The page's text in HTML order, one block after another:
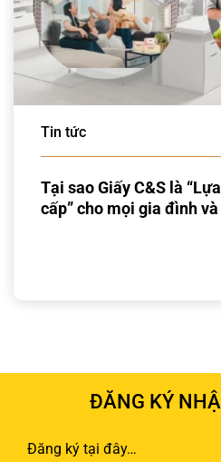
Tin tức
Tại sao Giấy C&S là
cấp” cho mọi gia đình
ĐĂNG KÝ